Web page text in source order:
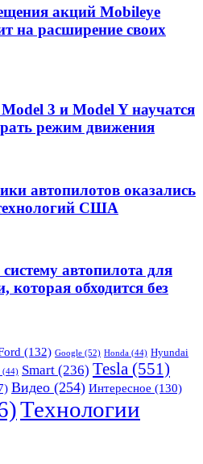
акций Mobileye
на расширение своих
3 и Model Y научатся
режим движения
автопилотов оказались
США
автопилота для
которая обходится без
(132) Google (52) Honda (44) Hyundai
(44) Smart (236) Tesla (551)
Видео (254) Интересное (130)
Технологии